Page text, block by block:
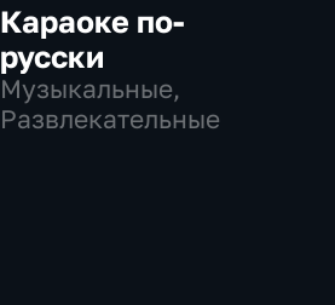
Караоке по-
русски
Музыкальные,
Развлекательные